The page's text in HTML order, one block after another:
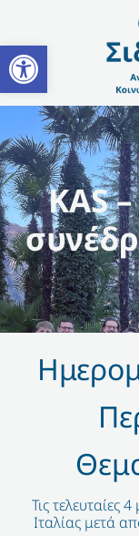
Open toolbar
KAS
Τις τελευταίες
Ιταλίας μετά